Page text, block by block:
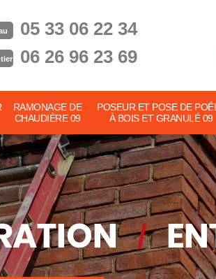
05 33 06 22 34
06 26 96 23 69
RAMONAGE DE
CHAUDIÈRE 09
POSEUR ET POSE DE
À BOIS ET GRANULÉ 09